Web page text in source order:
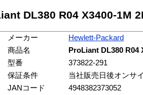
DL380 R04 X3400-1M
メーカー
Hewlett-Packard
商品名
ProLiant DL380 R04
型番
373822-291
保証条件
当社販売日後オンサ
JANコード
4948382373052